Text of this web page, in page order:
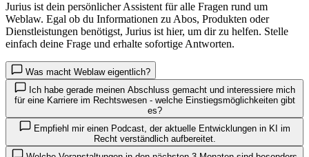
Jurius ist dein persönlicher Assistent für alle Fragen rund um
Weblaw. Egal ob du Informationen zu Abos, Produkten oder
Dienstleistungen benötigst, Jurius ist hier, um dir zu helfen. Stelle
einfach deine Frage und erhalte sofortige Antworten.
Was macht Weblaw eigentlich?
Ich habe gerade meinen Abschluss gemacht und interessiere mich
für eine Karriere im Rechtswesen - welche Einstiegsmöglichkeiten gibt
es?
Empfiehl mir einen Podcast, der aktuelle Entwicklungen in KI im
Recht verständlich aufbereitet.